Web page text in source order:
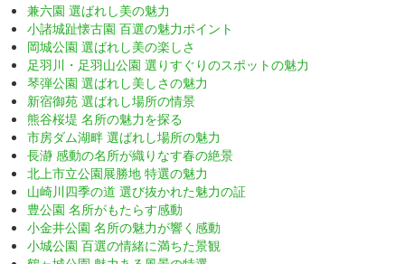
兼六園 選ばれし美の魅力
小諸城趾懐古園 百選の魅力ポイント
岡城公園 選ばれし美の楽しさ
足羽川・足羽山公園 選りすぐりのスポットの魅力
琴弾公園 選ばれし美しさの魅力
新宿御苑 選ばれし場所の情景
熊谷桜堤 名所の魅力を探る
市房ダム湖畔 選ばれし場所の魅力
長瀞 感動の名所が織りなす春の絶景
北上市立公園展勝地 特選の魅力
山崎川四季の道 選び抜かれた魅力の証
豊公園 名所がもたらす感動
小金井公園 名所の魅力が響く感動
小城公園 百選の情緒に満ちた景観